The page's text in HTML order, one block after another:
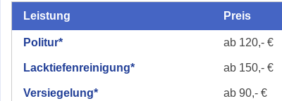
Leistung Preis
Politur* ab 120,- €
Lacktiefenreinigung* ab 150,- €
Versiegelung* ab 90,- €